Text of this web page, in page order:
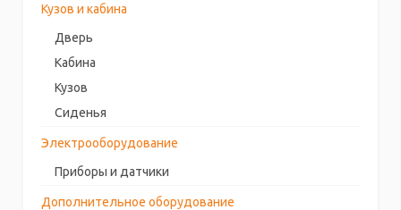
Кузов и кабина
Дверь
Кабина
Кузов
Сиденья
Электрооборудование
Приборы и датчики
Дополнительное оборудование